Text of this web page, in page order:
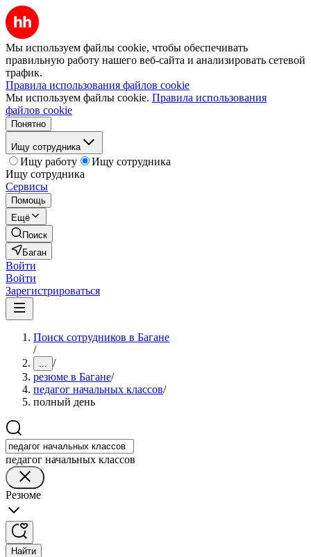
Мы используем файлы cookie, чтобы обеспечивать
правильную работу нашего веб-сайта и анализировать сетевой
трафик.
Правила использования файлов cookie
Мы используем файлы cookie. Правила использования
файлов cookie
Понятно
Ищу сотрудника
Ищу работу
Ищу сотрудника
Ищу сотрудника
Сервисы
Помощь
Ещё
Поиск
Баган
Войти
Войти
Зарегистрироваться
Поиск сотрудников в Багане
/
... /
резюме в Багане/
педагог начальных классов/
полный день
педагог начальных классов
Резюме
Найти